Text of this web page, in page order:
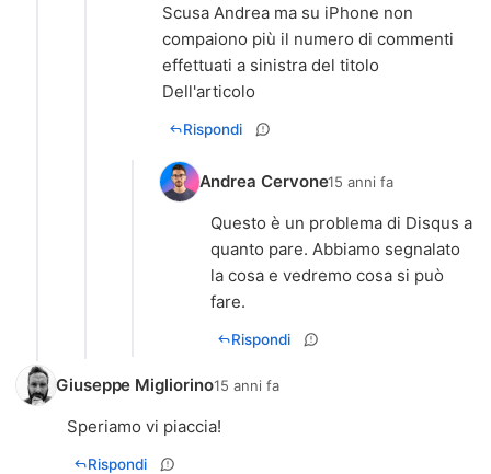
Scusa Andrea ma su iPhone non
compaiono più il numero di commenti
effettuati a sinistra del titolo
Dell'articolo
Rispondi
Andrea Cervone15 anni fa
Questo è un problema di Disqus a
quanto pare. Abbiamo segnalato
la cosa e vedremo cosa si può
fare.
Rispondi
Giuseppe Migliorino15 anni fa
Speriamo vi piaccia!
Rispondi